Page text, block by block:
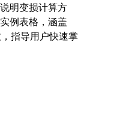
明变损计算方
例表格，涵盖
指导用户快速掌